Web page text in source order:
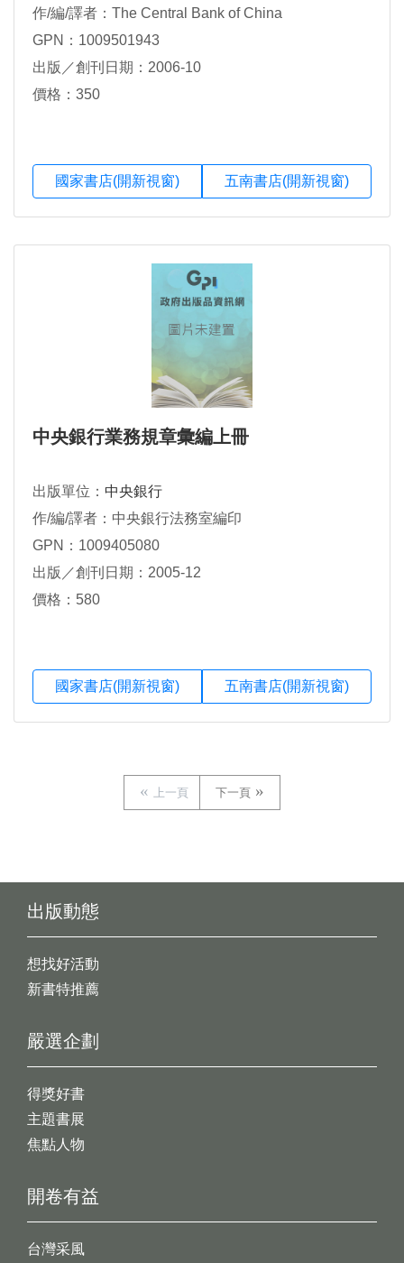
作/編/譯者：The Central Bank of China
GPN：1009501943
出版／創刊日期：2006-10
價格：350
國家書店(開新視窗) 五南書店(開新視窗)
中央銀行業務規章彙編上冊
出版單位： 中央銀行
作/編/譯者：中央銀行法務室編印
GPN：1009405080
出版／創刊日期：2005-12
價格：580
國家書店(開新視窗) 五南書店(開新視窗)
上一頁 下一頁
出版動態
想找好活動
新書特推薦
開卷有益
台灣采風
嚴選企劃
得獎好書
主題書展
焦點人物